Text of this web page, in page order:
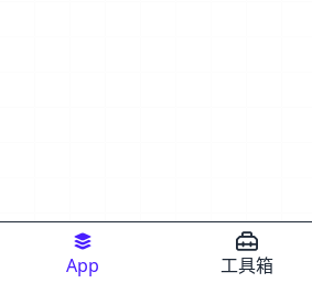
App 工具箱